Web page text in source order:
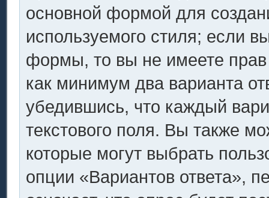
основной формой для
используемого стиля; если
формы, то вы не имеете прав
как минимум два варианта
убедившись, что каждый
текстового поля. Вы также
которые могут выбрать
опции «Вариантов ответа»,